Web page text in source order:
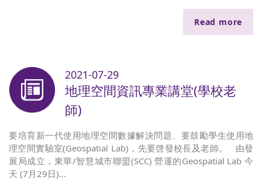
Read more
2021-07-29
地理空間資訊專業講堂(學校老
師)
要培育新一代使用地理空間數據解決問題、要鼓勵學生使用地
理空間實驗室(Geospatial Lab)，先要啓發校長及老師。 由發
展局成立，東華/智慧城市聯盟(SCC) 營運的Geospatial Lab 今
天 (7月29日)...